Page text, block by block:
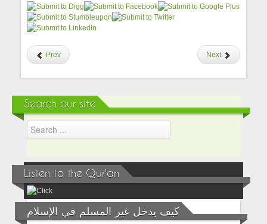
Prev Next
Search our site
Listen to the Qur'an
كيف يدخل غير المسلم في الإسلام